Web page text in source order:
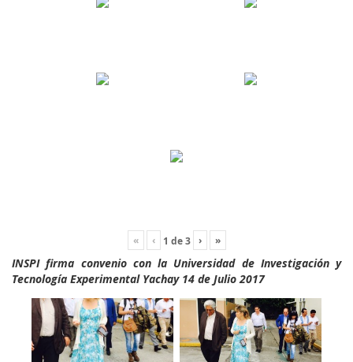
« ‹ 1 de3 › »
INSPI firma convenio con la Universidad de Investigación y
Tecnología Experimental Yachay 14 de Julio 2017